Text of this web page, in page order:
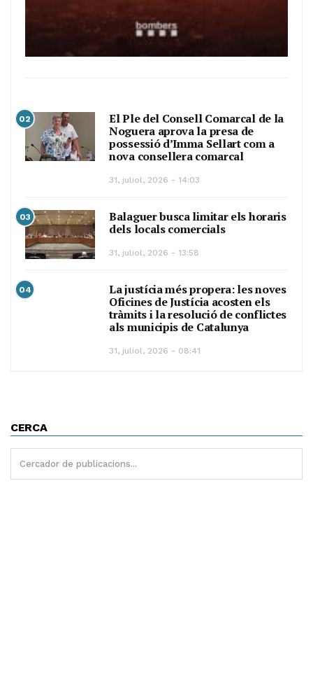
02
El Ple del Consell Comarcal de la
Noguera aprova la presa de
possessió d’Imma Sellart com a
nova consellera comarcal
31, juliol, 2026 - 14:03
03
Balaguer busca limitar els horaris
dels locals comercials
31, juliol, 2026 - 13:58
04
La justícia més propera: les noves
Oficines de Justícia acosten els
tràmits i la resolució de conflictes
als municipis de Catalunya
31, juliol, 2026 - 08:41
CERCA